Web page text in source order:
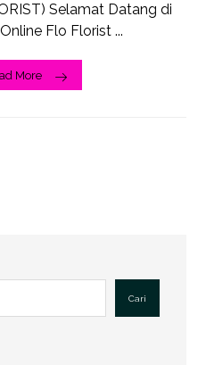
Selamat Datang di
Flo Florist ...
More
Cari